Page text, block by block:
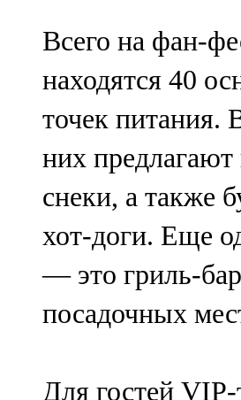
Чирмешән
107,7 FM
Чистай
103,0 FM
Чүпрәле
91,0 FM
Шәмәрдән
102,3 FM
Всего на фан-
находятся 40
точек питания.
них предлагают
снеки, а также
хот-доги. Еще
— это гриль-
посадочных
Для гостей